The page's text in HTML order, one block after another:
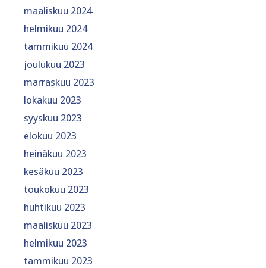
maaliskuu 2024
helmikuu 2024
tammikuu 2024
joulukuu 2023
marraskuu 2023
lokakuu 2023
syyskuu 2023
elokuu 2023
heinäkuu 2023
kesäkuu 2023
toukokuu 2023
huhtikuu 2023
maaliskuu 2023
helmikuu 2023
tammikuu 2023